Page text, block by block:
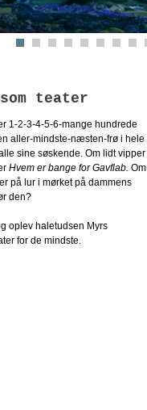
teater
1-2-3-4-5-6-mange hundrede
aller-mindste-næsten-frø i hele
sine søskende. Om lidt vipper
Hvem er bange for Gavflab. Om
på lur i mørket på dammens
den?
oplev haletudsen Myrs
for de mindste.